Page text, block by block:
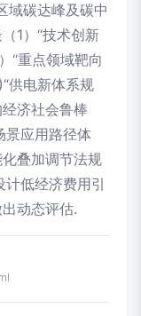
域碳达峰及碳中
1）“技术创新
“重点领域靶向
供电新体系规
济社会鲁棒
景应用路径体
叠加调节法规
低经济费用引
动态评估.